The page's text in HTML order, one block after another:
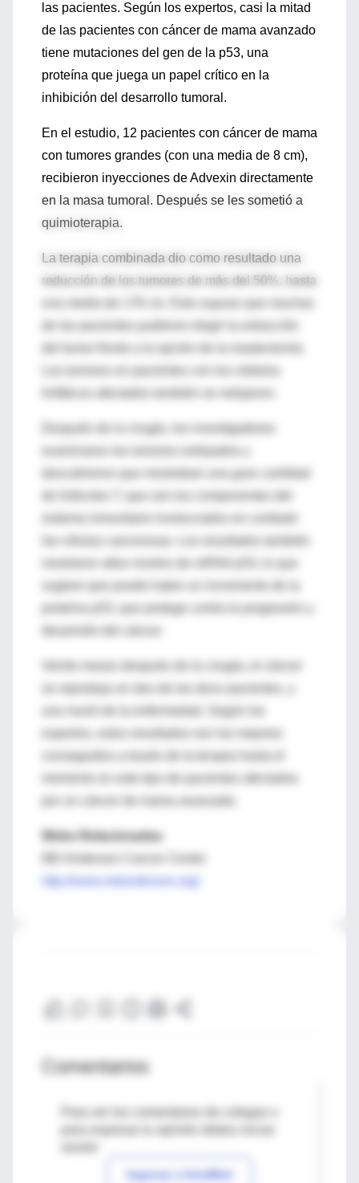
las pacientes. Según los expertos, casi la mitad
de las pacientes con cáncer de mama avanzado
tiene mutaciones del gen de la p53, una
proteína que juega un papel crítico en la
inhibición del desarrollo tumoral.
En el estudio, 12 pacientes con cáncer de mama
con tumores grandes (con una media de 8 cm),
recibieron inyecciones de Advexin directamente
en la masa tumoral. Después se les sometió a
quimioterapia.
La terapia combinada dio como resultado una
reducción de los tumores de más del 50%, hasta
una media de 178 cm. Esto supuso que muchas
de las pacientes pudieron elegir la extracción
Después de la cirugía, los investigadores
de linfocitos T, que son los componentes del
sugiere que puede haber un incremento de la
proteína p53, que protege contra la progresión y
Veinte meses después de la cirugía, el cáncer
una murió de la enfermedad. Según los
conseguidos a través de la terapia hasta el
Webs Relacionadas
Comentarios
Para ver los comentarios de colegas o
Ingresar a IntraMed